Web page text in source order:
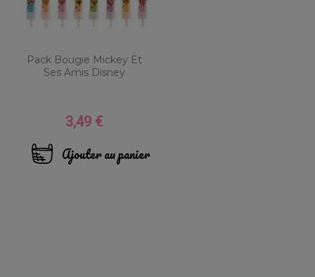
Pack Bougie Mickey Et
Ses Amis Disney
Prix
3,49 €
Ajouter au panier